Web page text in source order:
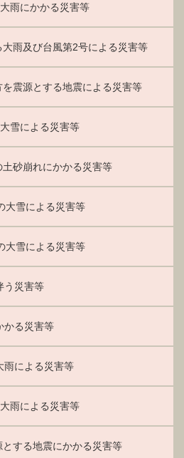
雨にかかる災害等
雨及び台風第2号による災害等
震源とする地震による災害等
雪による災害等
砂崩れにかかる災害等
大雪による災害等
大雪による災害等
う災害等
かる災害等
雨による災害等
雨による災害等
する地震にかかる災害等